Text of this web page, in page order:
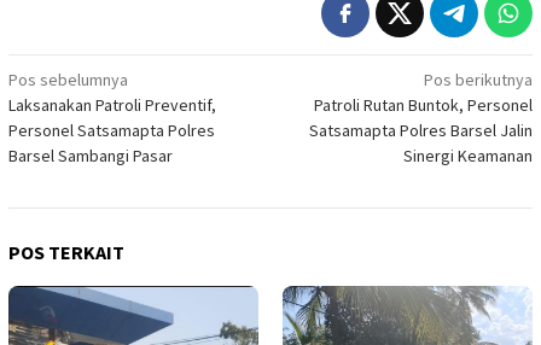
Navigasi
pos
Pos sebelumnya
Laksanakan Patroli Preventif,
Personel Satsamapta Polres
Barsel Sambangi Pasar
Pos berikutnya
Patroli Rutan Buntok, Personel
Satsamapta Polres Barsel Jalin
Sinergi Keamanan
POS TERKAIT